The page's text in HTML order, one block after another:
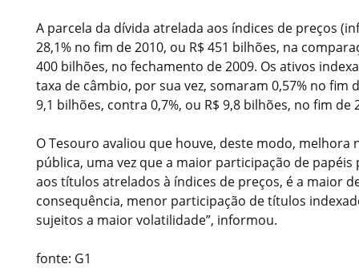
A parcela da dívida atrelada aos índices de preços
28,1% no fim de 2010, ou R$ 451 bilhões, na
400 bilhões, no fechamento de 2009. Os ativos
taxa de câmbio, por sua vez, somaram 0,57% no fim
9,1 bilhões, contra 0,7%, ou R$ 9,8 bilhões, no fim de
O Tesouro avaliou que houve, deste modo, melhora
pública, uma vez que a maior participação de
aos títulos atrelados à índices de preços, é a maior
consequência, menor participação de títulos
sujeitos a maior volatilidade”, informou.
fonte: G1